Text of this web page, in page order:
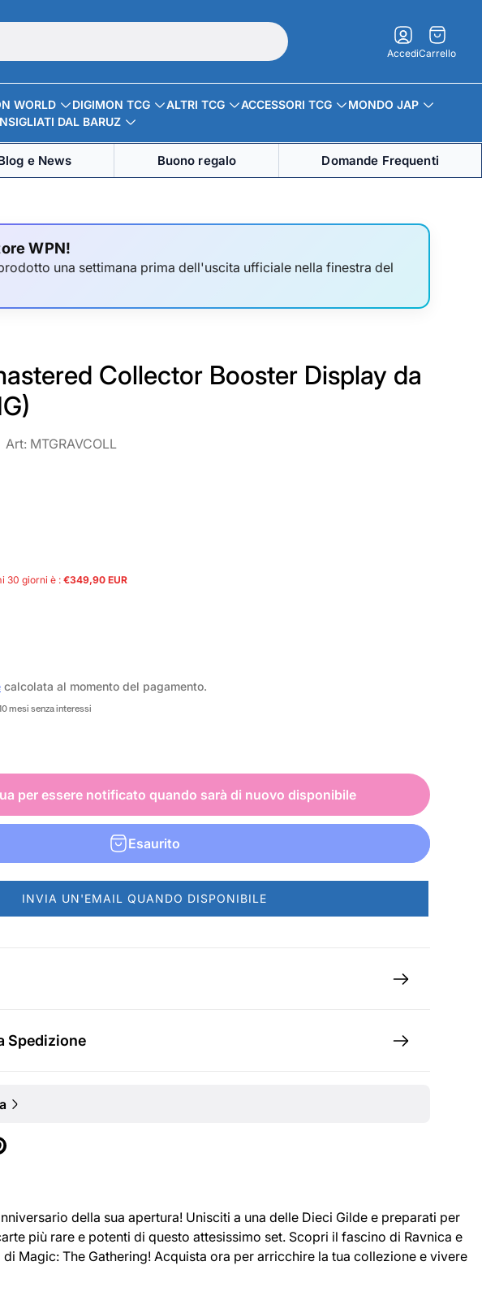
Accedi
Carrello.
Carrello
WORLD DIGIMON TCG ALTRI TCG ACCESSORI TCG
MONDO JAP
DAL BARUZ
e News Buono regalo Domande Frequenti
WPN!
una settimana prima dell'uscita ufficiale nella finestra del
Collector Booster Display da
Art: MTGRAVCOLL
30 giorni è : €349,90 EUR
calcolata al momento del pagamento.
mesi senza interessi
per essere notificato quando sarà di nuovo disponibile
Esaurito
INVIA UN'EMAIL QUANDO DISPONIBILE
Spedizione
della sua apertura! Unisciti a una delle Dieci Gilde e preparati per
più rare e potenti di questo attesissimo set. Scopri il fascino di Ravnica e
Magic: The Gathering! Acquista ora per arricchire la tua collezione e vivere